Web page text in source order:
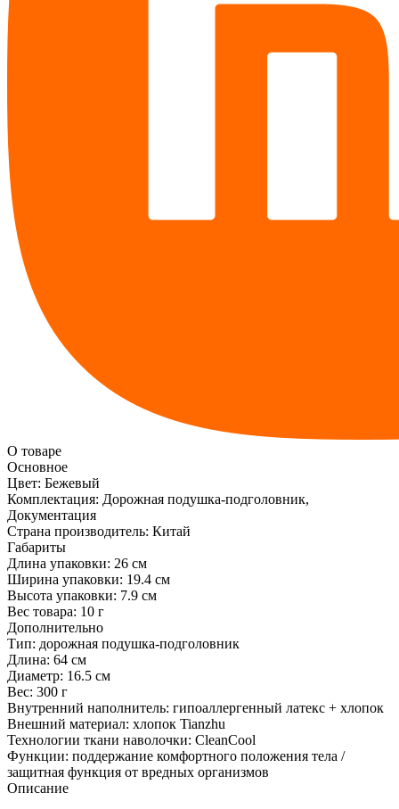
О товаре
Основное
Цвет: Бежевый
Комплектация: Дорожная подушка-подголовник,
Документация
Страна производитель: Китай
Габариты
Длина упаковки: 26 см
Ширина упаковки: 19.4 см
Высота упаковки: 7.9 см
Вес товара: 10 г
Дополнительно
Тип: дорожная подушка-подголовник
Длина: 64 см
Диаметр: 16.5 см
Вес: 300 г
Внутренний наполнитель: гипоаллергенный латекс + хлопок
Внешний материал: хлопок Tianzhu
Технологии ткани наволочки: CleanCool
Функции: поддержание комфортного положения тела /
защитная функция от вредных организмов
Описание